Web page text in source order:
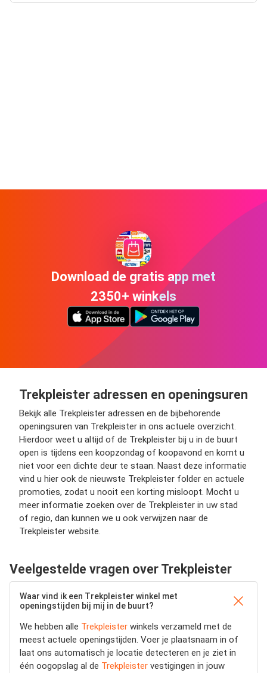
Download de gratis app met
2350+ winkels
Trekpleister adressen en openingsuren
Bekijk alle Trekpleister adressen en de bijbehorende
openingsuren van Trekpleister in ons actuele overzicht.
Hierdoor weet u altijd of de Trekpleister bij u in de buurt
open is tijdens een koopzondag of koopavond en komt u
niet voor een dichte deur te staan. Naast deze informatie
vind u hier ook de nieuwste Trekpleister folder en actuele
promoties, zodat u nooit een korting misloopt. Mocht u
meer informatie zoeken over de Trekpleister in uw stad
of regio, dan kunnen we u ook verwijzen naar de
Trekpleister website.
Veelgestelde vragen over Trekpleister
Waar vind ik een Trekpleister winkel met
openingstijden bij mij in de buurt?
We hebben alle Trekpleister winkels verzameld met de
meest actuele openingstijden. Voer je plaatsnaam in of
laat ons automatisch je locatie detecteren en je ziet in
één oogopslag al de Trekpleister vestigingen in jouw